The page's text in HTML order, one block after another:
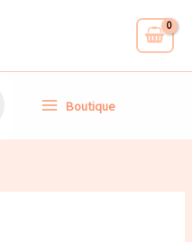
Boutique